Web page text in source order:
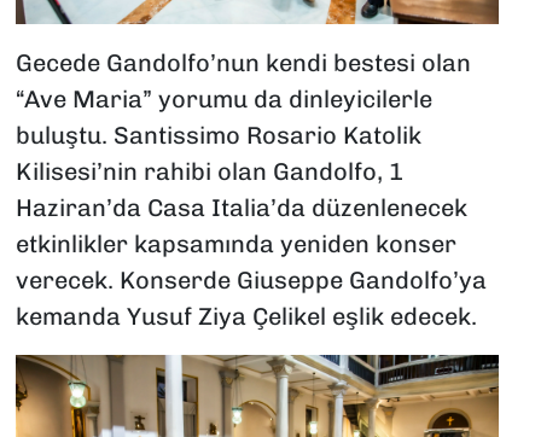
Gecede Gandolfo’nun kendi bestesi olan
“Ave Maria” yorumu da dinleyicilerle
buluştu. Santissimo Rosario Katolik
Kilisesi’nin rahibi olan Gandolfo, 1
Haziran’da Casa Italia’da düzenlenecek
etkinlikler kapsamında yeniden konser
verecek. Konserde Giuseppe Gandolfo’ya
kemanda Yusuf Ziya Çelikel eşlik edecek.